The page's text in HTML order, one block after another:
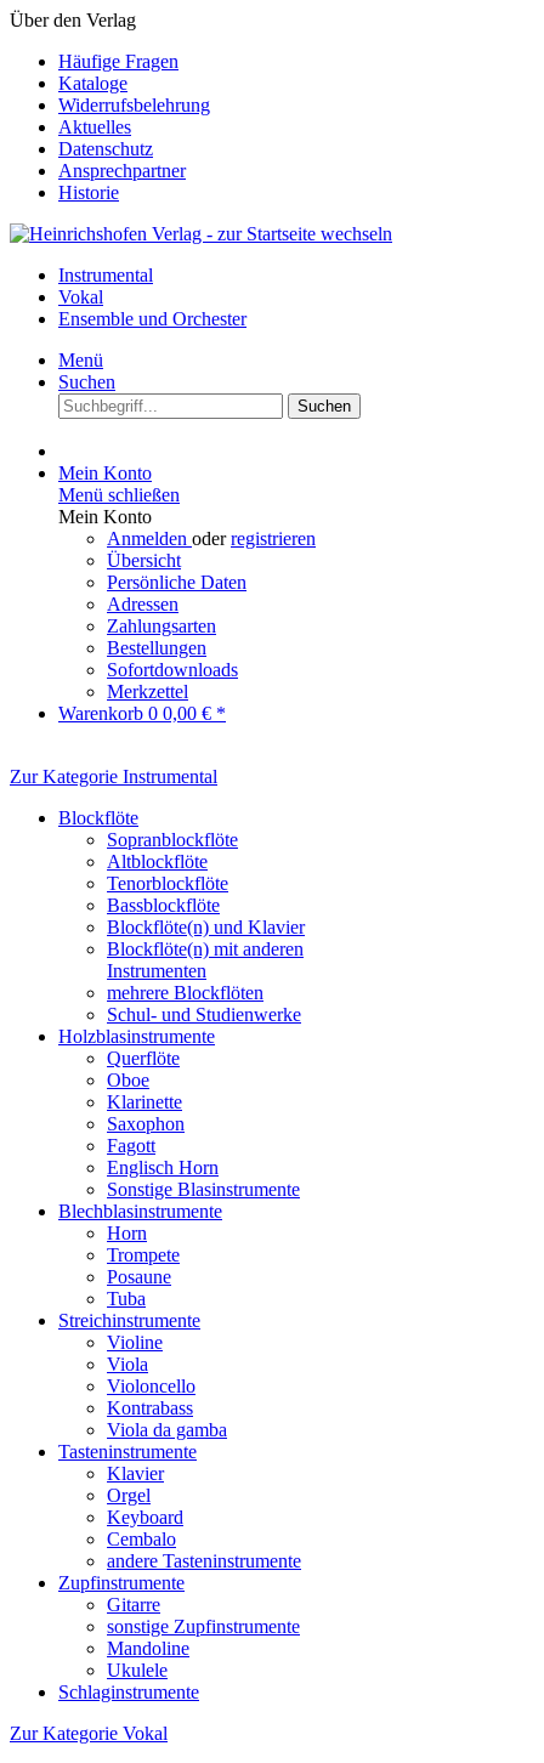
Über den Verlag
Häufige Fragen
Kataloge
Widerrufsbelehrung
Aktuelles
Datenschutz
Ansprechpartner
Historie
Instrumental
Vokal
Ensemble und Orchester
Menü
Suchen
Suchen
Mein Konto
Menü schließen
Mein Konto
Anmelden oderregistrieren
Übersicht
Persönliche Daten
Adressen
Zahlungsarten
Bestellungen
Sofortdownloads
Merkzettel
Warenkorb 0 0,00 € *
Zur Kategorie Instrumental
Blockflöte
Sopranblockflöte
Altblockflöte
Tenorblockflöte
Bassblockflöte
Blockflöte(n) und Klavier
Blockflöte(n) mit anderen
Instrumenten
mehrere Blockflöten
Schul- und Studienwerke
Holzblasinstrumente
Querflöte
Oboe
Klarinette
Saxophon
Fagott
Englisch Horn
Sonstige Blasinstrumente
Blechblasinstrumente
Horn
Trompete
Posaune
Tuba
Streichinstrumente
Violine
Viola
Violoncello
Kontrabass
Viola da gamba
Tasteninstrumente
Klavier
Orgel
Keyboard
Cembalo
andere Tasteninstrumente
Zupfinstrumente
Gitarre
sonstige Zupfinstrumente
Mandoline
Ukulele
Schlaginstrumente
Zur Kategorie Vokal